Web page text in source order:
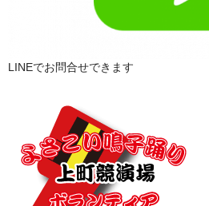
LINEでお問合せできます